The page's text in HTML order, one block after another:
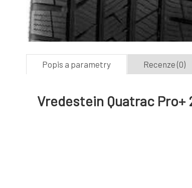
Popis a parametry Recenze (0)
Vredestein Quatrac Pro+